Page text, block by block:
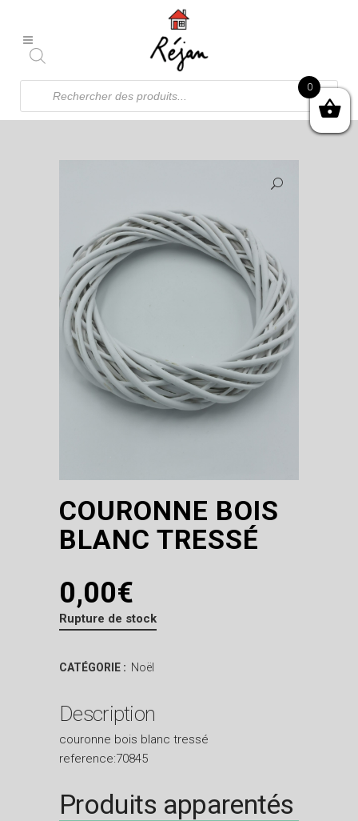
Recherche
produits
COURONNE BOIS
BLANC TRESSÉ
0,00€
Rupture de stock
CATÉGORIE : Noël
Description
couronne bois blanc tressé
reference:70845
Produits apparentés
0